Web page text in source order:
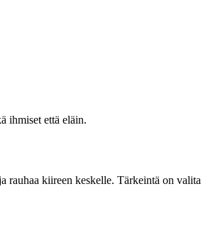
ihmiset että eläin.
kiireen keskelle. Tärkeintä on valita